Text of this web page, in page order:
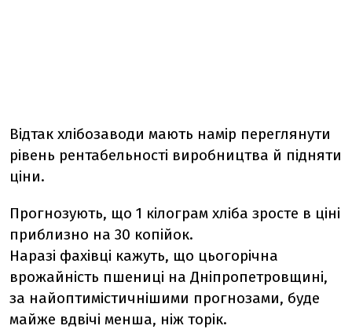
Відтак хлібозаводи мають намір переглянути
рівень рентабельності виробництва й підняти
ціни.
Прогнозують, що 1 кілограм хліба зросте в ціні
приблизно на 30 копійок.
Наразі фахівці кажуть, що цьогорічна
врожайність пшениці на Дніпропетровщині,
за найоптимістичнішими прогнозами, буде
майже вдвічі менша, ніж торік.